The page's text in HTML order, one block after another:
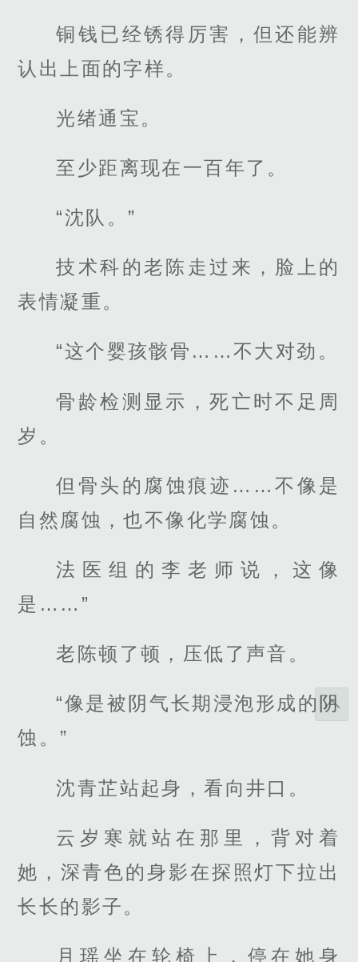
铜钱已经锈得厉害，但还能辨
认出上面的字样。
光绪通宝。
至少距离现在一百年了。
“沈队。”
技术科的老陈走过来，脸上的
表情凝重。
“这个婴孩骸骨……不大对劲。
骨龄检测显示，死亡时不足周
岁。
但骨头的腐蚀痕迹……不像是
自然腐蚀，也不像化学腐蚀。
法医组的李老师说，这像
是……”
老陈顿了顿，压低了声音。
“像是被阴气长期浸泡形成的阴
蚀。”
沈青芷站起身，看向井口。
云岁寒就站在那里，背对着
她，深青色的身影在探照灯下拉出
长长的影子。
月瑶坐在轮椅上，停在她身